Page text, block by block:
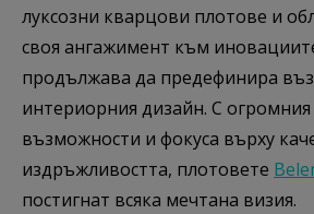
луксозни кварцови плотове и
своя ангажимент към
продължава да предефинира
интериорния дизайн. С
възможности и фокуса върху
издръжливостта, плотовете
постигнат всяка мечтана визия.